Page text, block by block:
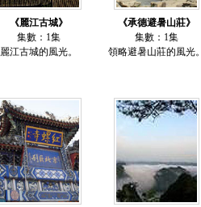
《麗江古城》
集數：1集
麗江古城的風光。
《承德避暑山莊》
集數：1集
領略避暑山莊的風光。